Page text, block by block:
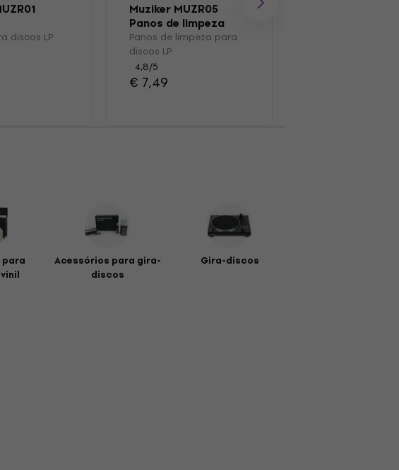
discos LP
Muziker MUZR05
Panos de limpeza
para discos LP
Panos de limpeza para
discos LP
4,8/5
€ 7,49
Acessórios para gira-
discos
Gira-discos